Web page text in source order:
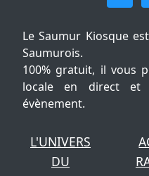
Le Saumur Kiosque
Saumurois.
100% gratuit, il vous
locale en direct et
évènement.
L'UNIVERS
DU